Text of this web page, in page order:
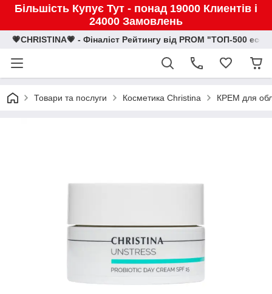
Більшість Купує Тут - понад 19000 Клиентів і
24000 Замовлень
💗CHRISTINA💗 - Фіналіст Рейтингу від PROM "ТОП-500
Товари та послуги Косметика Christina КРЕМ для